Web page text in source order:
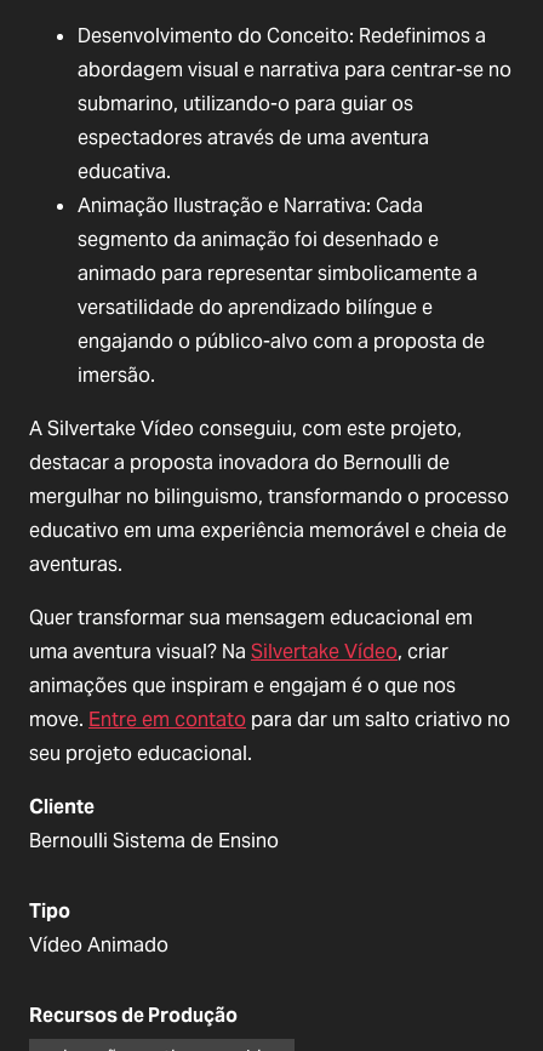
Desenvolvimento do Conceito: Redefinimos a
abordagem visual e narrativa para centrar-se no
submarino, utilizando-o para guiar os
espectadores através de uma aventura
educativa.
Animação Ilustração e Narrativa: Cada
segmento da animação foi desenhado e
animado para representar simbolicamente a
versatilidade do aprendizado bilíngue e
engajando o público-alvo com a proposta de
imersão.
A Silvertake Vídeo conseguiu, com este projeto,
destacar a proposta inovadora do Bernoulli de
mergulhar no bilinguismo, transformando o processo
educativo em uma experiência memorável e cheia de
aventuras.
Quer transformar sua mensagem educacional em
uma aventura visual? Na Silvertake Vídeo, criar
animações que inspiram e engajam é o que nos
move. Entre em contato para dar um salto criativo no
seu projeto educacional.
Cliente
Bernoulli Sistema de Ensino
Tipo
Vídeo Animado
Recursos de Produção